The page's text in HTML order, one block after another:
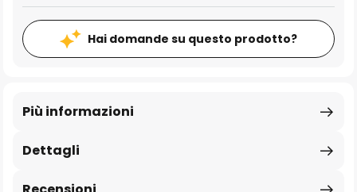
Hai domande su questo prodotto?
Dettagli
Più informazioni